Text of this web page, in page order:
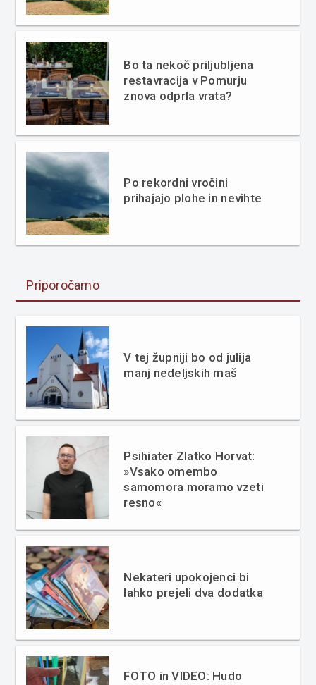
Bo ta nekoč priljubljena
restavracija v Pomurju
znova odprla vrata?
Po rekordni vročini
prihajajo plohe in nevihte
Priporočamo
V tej župniji bo od julija
manj nedeljskih maš
Psihiater Zlatko Horvat:
»Vsako omembo
samomora moramo vzeti
resno«
Nekateri upokojenci bi
lahko prejeli dva dodatka
FOTO in VIDEO: Hudo